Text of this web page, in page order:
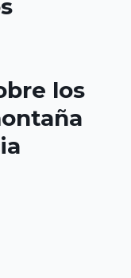
los